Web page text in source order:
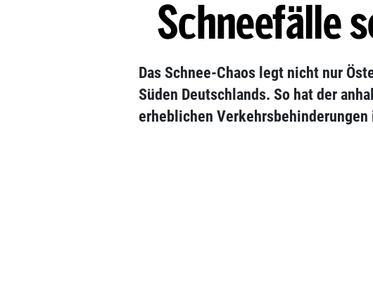
Schneefälle
Das Schnee-Chaos legt nicht nur
Süden Deutschlands. So hat der
erheblichen